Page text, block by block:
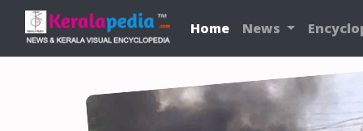
Home News